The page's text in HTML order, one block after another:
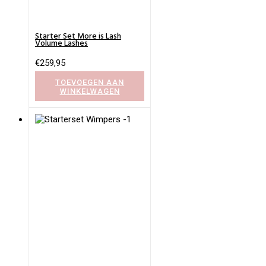
Starter Set More is Lash
Volume Lashes
€259,95
TOEVOEGEN AAN
WINKELWAGEN